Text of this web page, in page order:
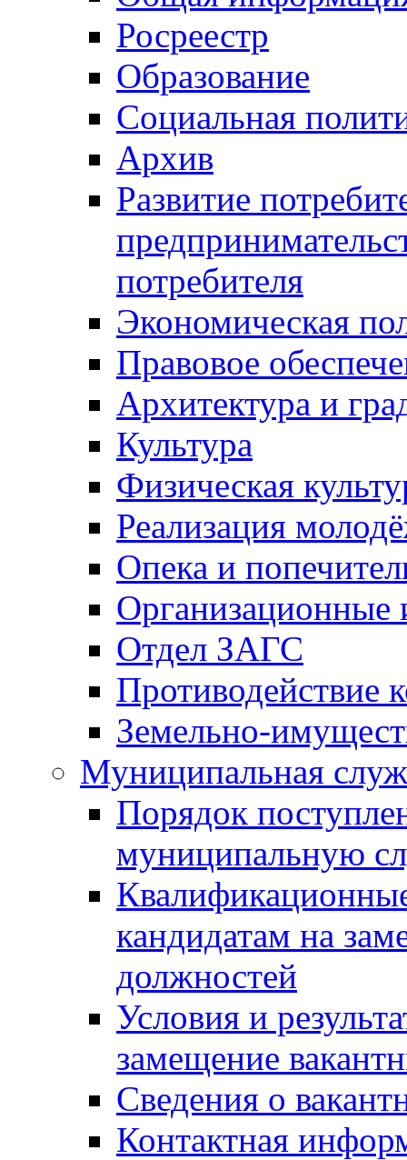
Росреестр
Образование
Социальная
Архив
Развитие
потребителя
Экономическая
Правовое
Архитектура и
Культура
Физическая
Реализация
Опека и
Отдел ЗАГС
Противодействие
Земельно-
Муниципальная
Порядок
муниципальную
кандидатам на
должностей
Условия и
замещение
Сведения о
Контактная